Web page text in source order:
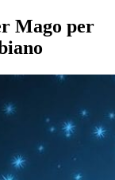
Mago per